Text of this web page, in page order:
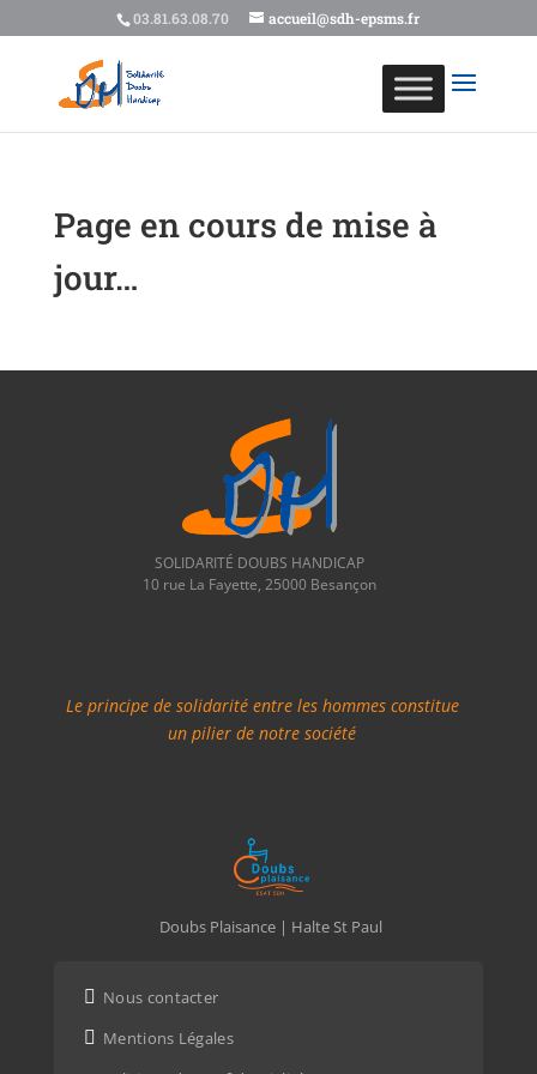
03.81.63.08.70 accueil@sdh-epsms.fr
Page en cours de mise à
jour…
SOLIDARITÉ DOUBS HANDICAP
10 rue La Fayette, 25000 Besançon
Le principe de solidarité entre les hommes constitue
un pilier de notre société
Doubs Plaisance | Halte St Paul
 Nous contacter
 Mentions Légales